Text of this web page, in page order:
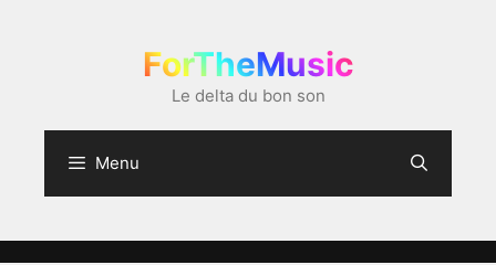
ForTheMusic
Le delta du bon son
Menu